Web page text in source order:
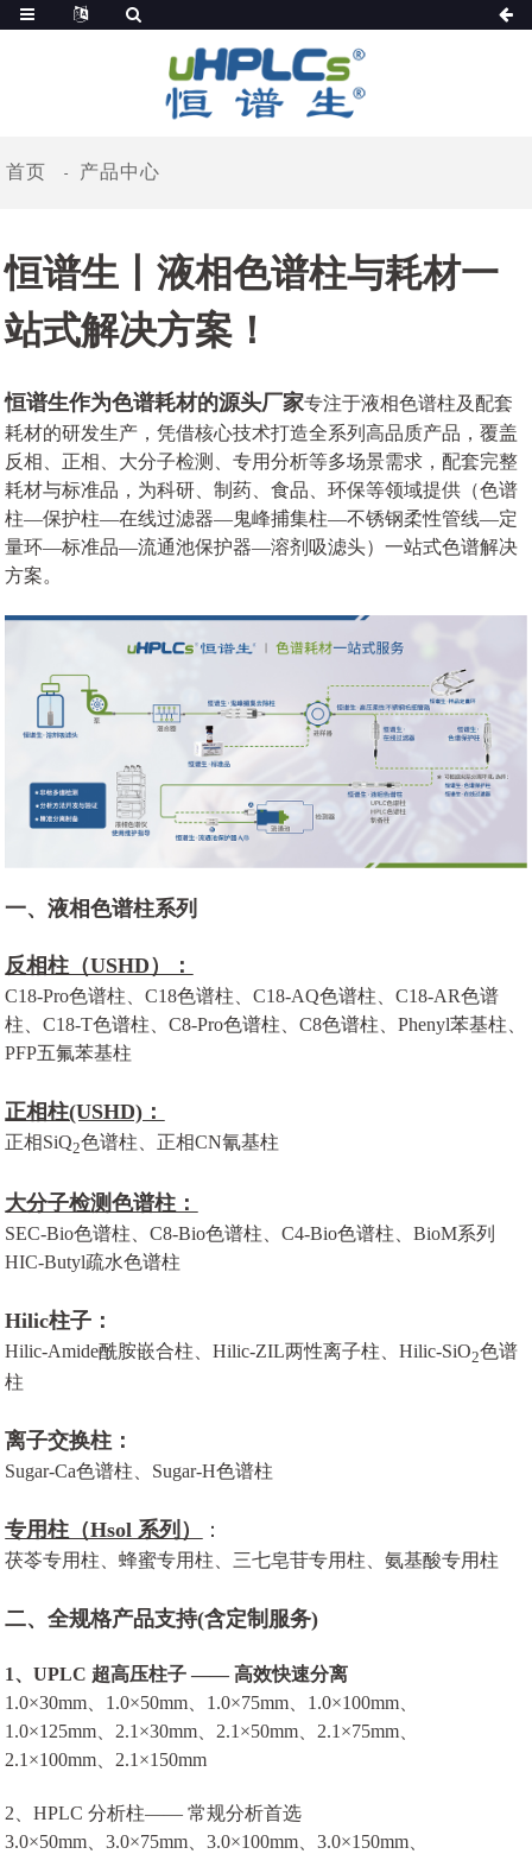
首页 产品中心
恒谱生丨液相色谱柱与耗材一
站式解决方案！
恒谱生作为色谱耗材的源头厂家专注于液相色谱柱及配套
耗材的研发生产，凭借核心技术打造全系列高品质产品，覆盖
反相、正相、大分子检测、专用分析等多场景需求，配套完整
耗材与标准品，为科研、制药、食品、环保等领域提供（色谱
柱—保护柱—在线过滤器—鬼峰捕集柱—不锈钢柔性管线—定
量环—标准品—流通池保护器—溶剂吸滤头）一站式色谱解决
方案。
一、液相色谱柱系列
反相柱（USHD）：
C18-Pro色谱柱、C18色谱柱、C18-AQ色谱柱、C18-AR色谱
柱、C18-T色谱柱、C8-Pro色谱柱、C8色谱柱、Phenyl苯基柱、
PFP五氟苯基柱
正相柱(USHD)：
正相SiQ2色谱柱、正相CN氰基柱
大分子检测色谱柱：
SEC-Bio色谱柱、C8-Bio色谱柱、C4-Bio色谱柱、BioM系列
HIC-Butyl疏水色谱柱
Hilic柱子：
Hilic-Amide酰胺嵌合柱、Hilic-ZIL两性离子柱、Hilic-SiO2色谱
柱
离子交换柱：
Sugar-Ca色谱柱、Sugar-H色谱柱
专用柱（Hsol 系列） ：
茯苓专用柱、蜂蜜专用柱、三七皂苷专用柱、氨基酸专用柱
二、全规格产品支持(含定制服务)
1、UPLC 超高压柱子 —— 高效快速分离
1.0×30mm、1.0×50mm、1.0×75mm、1.0×100mm、
1.0×125mm、2.1×30mm、2.1×50mm、2.1×75mm、
2.1×100mm、2.1×150mm
2、HPLC 分析柱—— 常规分析首选
3.0×50mm、3.0×75mm、3.0×100mm、3.0×150mm、